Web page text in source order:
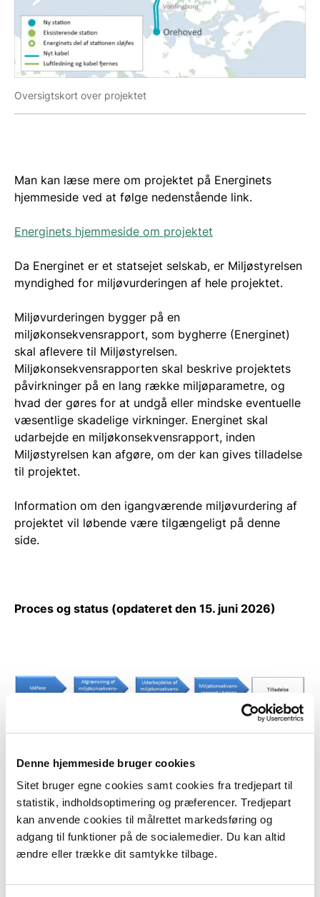
Denne hjemmeside bruger cookies
Sitet bruger egne cookies samt cookies fra tredjepart til
statistik, indholdsoptimering og præferencer. Tredjepart
kan anvende cookies til målrettet markedsføring og
adgang til funktioner på de socialemedier. Du kan altid
ændre eller trække dit samtykke tilbage.
Oversigtskort over projektet
Man kan læse mere om projektet på Energinets
hjemmeside ved at følge nedenstående link.
Energinets hjemmeside om projektet
Da Energinet er et statsejet selskab, er Miljøstyrelsen
myndighed for miljøvurderingen af hele projektet.
Miljøvurderingen bygger på en
miljøkonsekvensrapport, som bygherre (Energinet)
skal aflevere til Miljøstyrelsen.
Miljøkonsekvensrapporten skal beskrive projektets
påvirkninger på en lang række miljøparametre, og
hvad der gøres for at undgå eller mindske eventuelle
væsentlige skadelige virkninger. Energinet skal
udarbejde en miljøkonsekvensrapport, inden
Miljøstyrelsen kan afgøre, om der kan gives tilladelse
til projektet.
Information om den igangværende miljøvurdering af
projektet vil løbende være tilgængeligt på denne
side.
Proces og status (opdateret den 15. juni 2026)
Sagens dokumenter
Høring af udkast til § 25-tilladelse og bygherres
miljøkonsekvensrapport
(2. offentlighedsfase fra den 15. juni 2026 til den 7.